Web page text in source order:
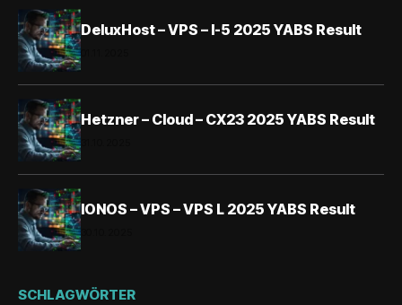
DeluxHost – VPS – I-5 2025 YABS Result
Hetzner – Cloud – CX23 2025 YABS Result
IONOS – VPS – VPS L 2025 YABS Result
SCHLAGWÖRTER